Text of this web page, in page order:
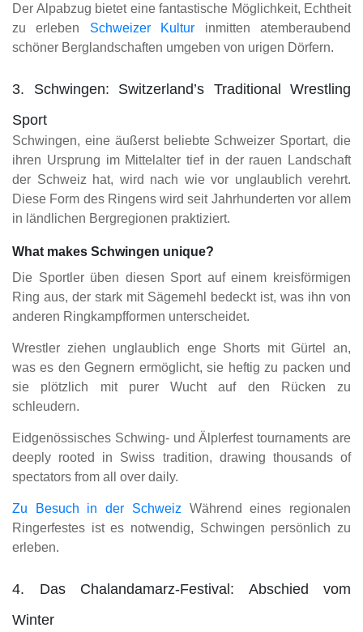
Der Alpabzug bietet eine fantastische Möglichkeit, Echtheit
zu erleben Schweizer Kultur inmitten atemberaubend
schöner Berglandschaften umgeben von urigen Dörfern.
3. Schwingen: Switzerland’s Traditional Wrestling
Sport
Schwingen, eine äußerst beliebte Schweizer Sportart, die
ihren Ursprung im Mittelalter tief in der rauen Landschaft
der Schweiz hat, wird nach wie vor unglaublich verehrt.
Diese Form des Ringens wird seit Jahrhunderten vor allem
in ländlichen Bergregionen praktiziert.
What makes Schwingen unique?
Die Sportler üben diesen Sport auf einem kreisförmigen
Ring aus, der stark mit Sägemehl bedeckt ist, was ihn von
anderen Ringkampfformen unterscheidet.
Wrestler ziehen unglaublich enge Shorts mit Gürtel an,
was es den Gegnern ermöglicht, sie heftig zu packen und
sie plötzlich mit purer Wucht auf den Rücken zu
schleudern.
Eidgenössisches Schwing- und Älplerfest tournaments are
deeply rooted in Swiss tradition, drawing thousands of
spectators from all over daily.
Zu Besuch in der Schweiz Während eines regionalen
Ringerfestes ist es notwendig, Schwingen persönlich zu
erleben.
4. Das Chalandamarz-Festival: Abschied vom
Winter